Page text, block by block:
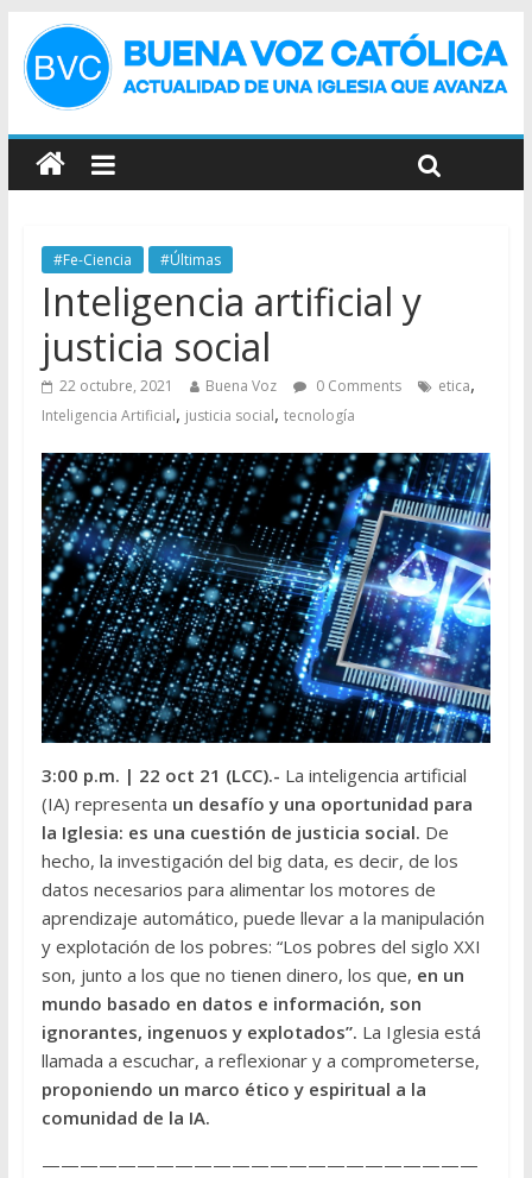
#Fe-Ciencia #Últimas
Inteligencia artificial y
justicia social
22 octubre, 2021 Buena Voz 0 Comments etica,
Inteligencia Artificial, justicia social, tecnología
3:00 p.m. | 22 oct 21 (LCC).- La inteligencia artificial
(IA) representa un desafío y una oportunidad para
la Iglesia: es una cuestión de justicia social. De
hecho, la investigación del big data, es decir, de los
datos necesarios para alimentar los motores de
aprendizaje automático, puede llevar a la manipulación
y explotación de los pobres: “Los pobres del siglo XXI
son, junto a los que no tienen dinero, los que, en un
mundo basado en datos e información, son
ignorantes, ingenuos y explotados”. La Iglesia está
llamada a escuchar, a reflexionar y a comprometerse,
proponiendo un marco ético y espiritual a la
comunidad de la IA.
———————————————————————